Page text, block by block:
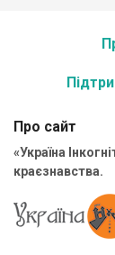
Про сайт
«Україна
краєзнавства.